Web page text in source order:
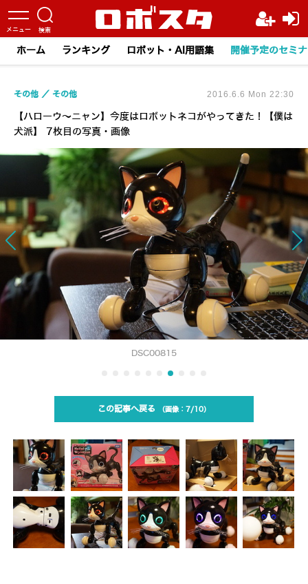
ホーム ランキング ロボット・AI用語集 開催予定のセミ
【ハローウ～ニャン】今度はロボットネコがやってきた！【僕は
犬派】 7枚目の写真・画像
その他 その他 2016.6.6 Mon 22:30
DSC00815
この記事へ戻る 7/10